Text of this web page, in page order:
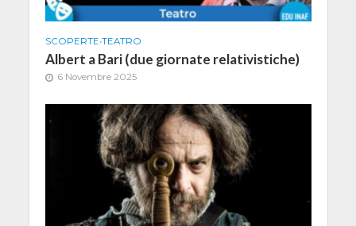
SCOPERTE•TEATRO
Albert a Bari (due giornate relativistiche)
6 Novembre 2025